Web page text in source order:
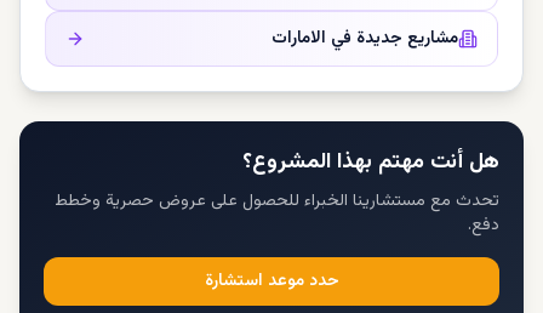
مشاريع جديدة في الامارات
هل أنت مهتم بهذا المشروع؟
تحدث مع مستشارينا الخبراء للحصول على عروض حصرية وخطط
دفع.
حدد موعد استشارة